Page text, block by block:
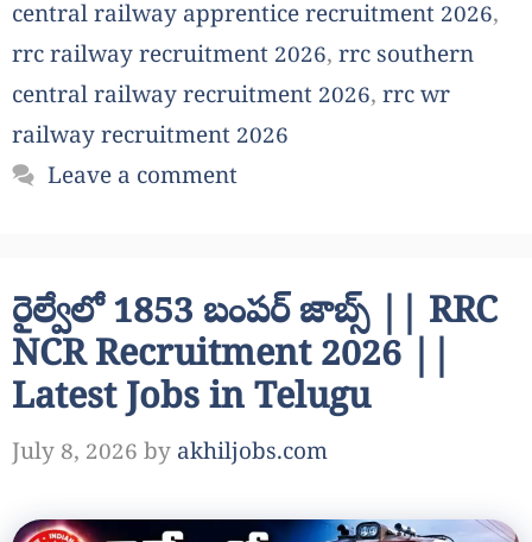
central railway apprentice recruitment 2026,
rrc railway recruitment 2026, rrc southern
central railway recruitment 2026, rrc wr
railway recruitment 2026
Leave a comment
రైల్వేలో 1853 బంపర్ జాబ్స్ || RRC
NCR Recruitment 2026 ||
Latest Jobs in Telugu
July 8, 2026 by akhiljobs.com